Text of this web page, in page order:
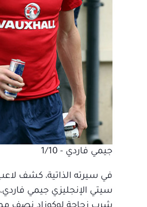
جيمي فاردي - 1/10
في سيرته الذاتية، كشف